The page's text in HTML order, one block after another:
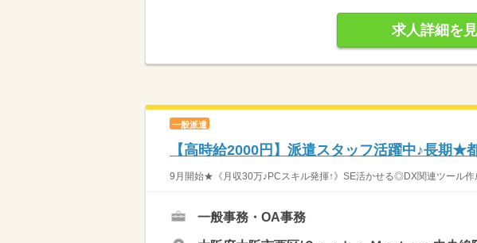
求人詳細を
一般派遣
【高時給2000円】派遣スタッフ活躍中♪長期
9月開始★《月収30万♪PCスキル発揮↑》SE活かせる◎DX関連ツール
一般事務・OA事務